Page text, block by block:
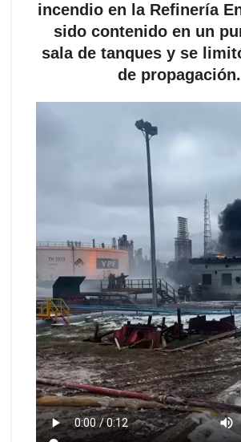
incendio en la Refinería
sido contenido en un
sala de tanques y se
de propagación.